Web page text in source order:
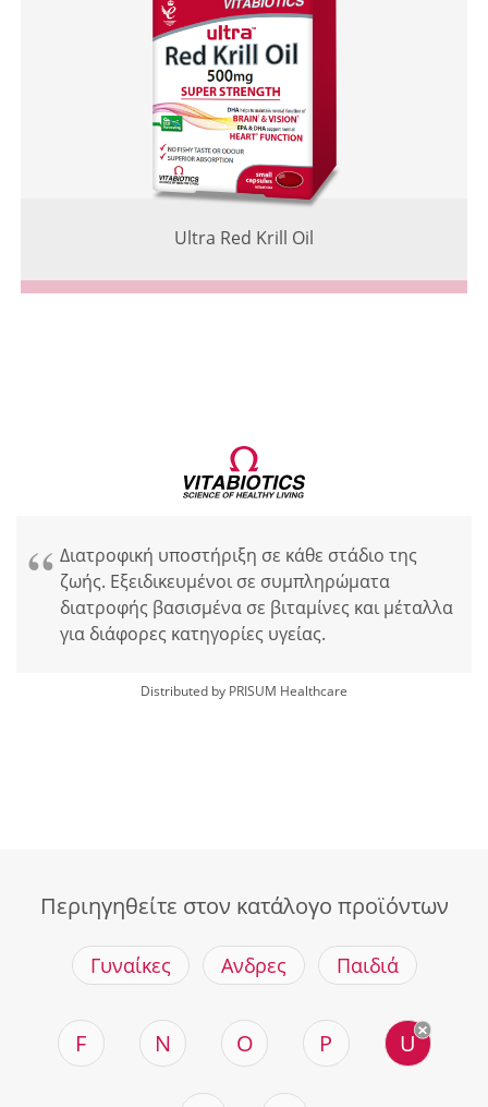
Ultra Red Krill Oil
Διατροφική υποστήριξη σε κάθε στάδιο της
ζωής. Εξειδικευμένοι σε συμπληρώματα
διατροφής βασισμένα σε βιταμίνες και μέταλλα
για διάφορες κατηγορίες υγείας.
Distributed by PRISUM Healthcare
Περιηγηθείτε στον κατάλογο προϊόντων
Γυναίκες Ανδρες Παιδιά
F N O P U